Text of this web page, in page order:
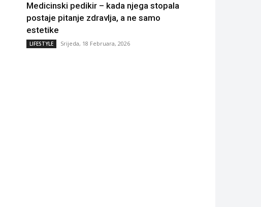
Medicinski pedikir – kada njega stopala
postaje pitanje zdravlja, a ne samo
estetike
LIFESTYLE Srijeda, 18 Februara, 2026